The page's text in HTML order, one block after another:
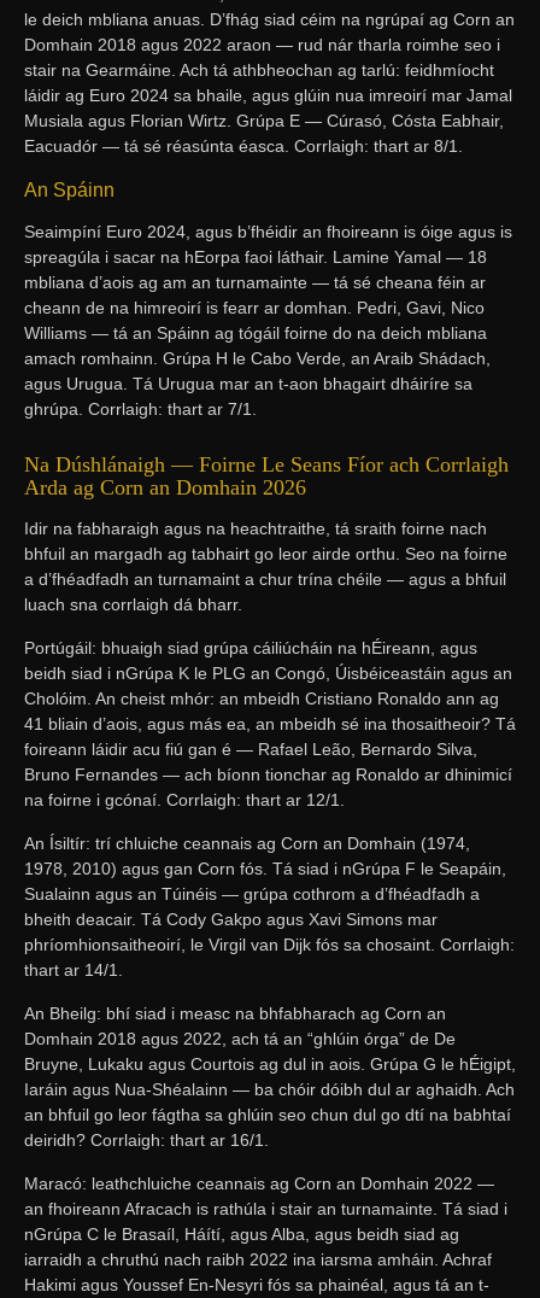
le deich mbliana anuas. D’fhág siad céim na ngrúpaí ag Corn an
Domhain 2018 agus 2022 araon — rud nár tharla roimhe seo i
stair na Gearmáine. Ach tá athbheochan ag tarlú: feidhmíocht
láidir ag Euro 2024 sa bhaile, agus glúin nua imreoirí mar Jamal
Musiala agus Florian Wirtz. Grúpa E — Cúrasó, Cósta Eabhair,
Eacuadór — tá sé réasúnta éasca. Corrlaigh: thart ar 8/1.
An Spáinn
Seaimpíní Euro 2024, agus b’fhéidir an fhoireann is óige agus is
spreagúla i sacar na hEorpa faoi láthair. Lamine Yamal — 18
mbliana d’aois ag am an turnamainte — tá sé cheana féin ar
cheann de na himreoirí is fearr ar domhan. Pedri, Gavi, Nico
Williams — tá an Spáinn ag tógáil foirne do na deich mbliana
amach romhainn. Grúpa H le Cabo Verde, an Araib Shádach,
agus Urugua. Tá Urugua mar an t-aon bhagairt dháiríre sa
ghrúpa. Corrlaigh: thart ar 7/1.
Na Dúshlánaigh — Foirne Le Seans Fíor ach Corrlaigh
Arda ag Corn an Domhain 2026
Idir na fabharaigh agus na heachtraithe, tá sraith foirne nach
bhfuil an margadh ag tabhairt go leor airde orthu. Seo na foirne
a d’fhéadfadh an turnamaint a chur trína chéile — agus a bhfuil
luach sna corrlaigh dá bharr.
Portúgáil: bhuaigh siad grúpa cáiliúcháin na hÉireann, agus
beidh siad i nGrúpa K le PLG an Congó, Úisbéiceastáin agus an
Cholóim. An cheist mhór: an mbeidh Cristiano Ronaldo ann ag
41 bliain d’aois, agus más ea, an mbeidh sé ina thosaitheoir? Tá
foireann láidir acu fiú gan é — Rafael Leão, Bernardo Silva,
Bruno Fernandes — ach bíonn tionchar ag Ronaldo ar dhinimicí
na foirne i gcónaí. Corrlaigh: thart ar 12/1.
An Ísiltír: trí chluiche ceannais ag Corn an Domhain (1974,
1978, 2010) agus gan Corn fós. Tá siad i nGrúpa F le Seapáin,
Sualainn agus an Túinéis — grúpa cothrom a d’fhéadfadh a
bheith deacair. Tá Cody Gakpo agus Xavi Simons mar
phríomhionsaitheoirí, le Virgil van Dijk fós sa chosaint. Corrlaigh:
thart ar 14/1.
An Bheilg: bhí siad i measc na bhfabharach ag Corn an
Domhain 2018 agus 2022, ach tá an “ghlúin órga” de De
Bruyne, Lukaku agus Courtois ag dul in aois. Grúpa G le hÉigipt,
Iaráin agus Nua-Shéalainn — ba chóir dóibh dul ar aghaidh. Ach
an bhfuil go leor fágtha sa ghlúin seo chun dul go dtí na babhtaí
deiridh? Corrlaigh: thart ar 16/1.
Maracó: leathchluiche ceannais ag Corn an Domhain 2022 —
an fhoireann Afracach is rathúla i stair an turnamainte. Tá siad i
nGrúpa C le Brasaíl, Háítí, agus Alba, agus beidh siad ag
iarraidh a chruthú nach raibh 2022 ina iarsma amháin. Achraf
Hakimi agus Youssef En-Nesyri fós sa phainéal, agus tá an t-